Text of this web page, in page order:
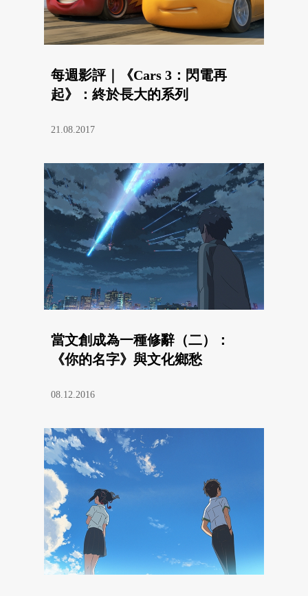
每週影評｜《Cars 3：閃電再
起》：終於長大的系列
21.08.2017
當文創成為一種修辭（二）：
《你的名字》與文化鄉愁
08.12.2016